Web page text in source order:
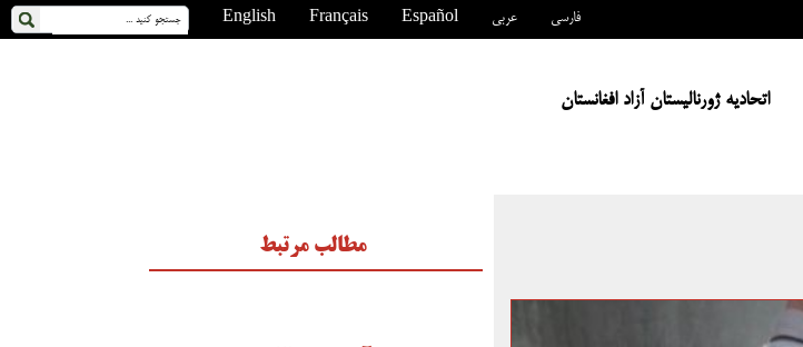
English Français Español عربی فارسی
اتحادیه ژورنالیستان آزاد افغانستان
مطالب مرتبط